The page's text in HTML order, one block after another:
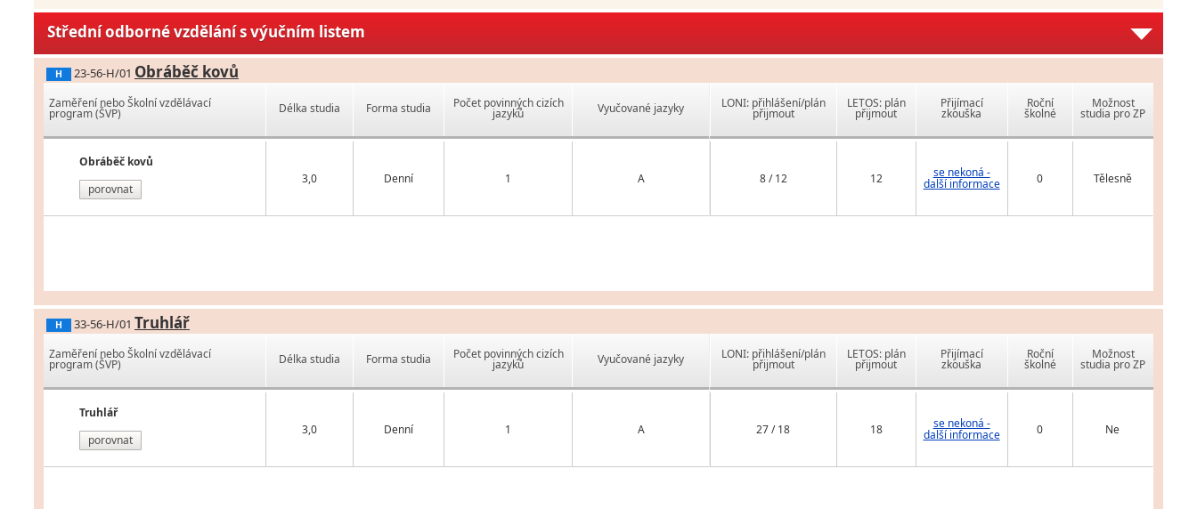
Střední odborné vzdělání s výučním listem
H 23-56-H/01 Obráběč kovů
Zaměření nebo Školní vzdělávací
program (ŠVP)
Obráběč kovů
porovnat
Délka studia Forma studia Počet povinných cizích
jazyků Vyučované jazyky
3,0 Denní 1 A
LONI: přihlášení/plán
přijmout
LETOS: plán
přijmout
Přijímací
zkouška
Roční
školné
Možnost
studia pro ZP
8 / 12 12 se nekoná -
další informace 0 Tělesně
H 33-56-H/01 Truhlář
Zaměření nebo Školní vzdělávací
program (ŠVP)
Truhlář
porovnat
Délka studia Forma studia Počet povinných cizích
jazyků Vyučované jazyky
3,0 Denní 1 A
LONI: přihlášení/plán
přijmout
LETOS: plán
přijmout
Přijímací
zkouška
Roční
školné
Možnost
studia pro ZP
27 / 18 18 se nekoná -
další informace 0 Ne